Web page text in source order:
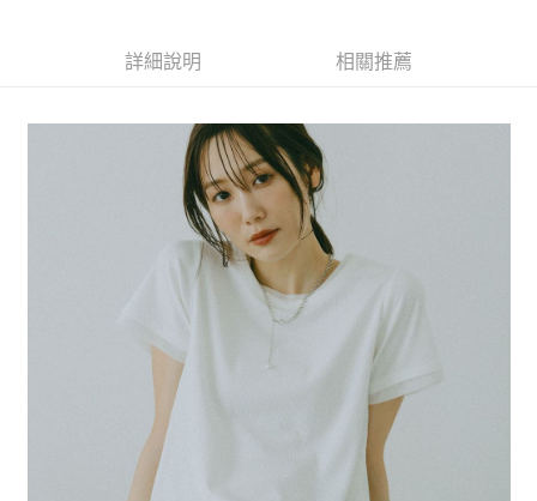
3.實際核准額度、可分期數及費用金額請依後續交易確認頁面所載為準。
4.訂單成立30分鐘內，如未前往確認交易或遇審核未通過，訂單將自動取
1.分期款項不併入電信帳單，「大哥付你分期」於每月結算日後寄送繳費提
2.透過簡訊連結打開帳單後，可選擇「超商條碼／台灣大直營門市／銀行轉
帳／街口支付／iPASS MONEY」等通路繳費。
1.本服務係由「台灣大哥大股份有限公司」（以下簡稱本公司）所提供，讓
用戶於交易時，得透過本服務購買商品或服務，並由商店將買賣／分期付款
買賣價金債權讓與本公司後，依約使用本公司帳單繳交帳款。
2.基於同意付款使用「大哥付你分期」之契約關係目的，商店將以您的個人
資料（包含姓名、電話或地址）提供予台灣大哥大進項蒐集、處理及利用，
由本公司與您本人進行分期帳單所需資料之確認、核對及更正。
3.完整用戶服務條款，請詳閱以下連結：
https://oppay.tw/userRule
３．安心：先確認商品／服務後，再付款。
【「AFTEE先享後付」結帳流程】
１．於結帳方式選擇「AFTEE先享後付」後，將跳轉至「AFTEE先享後付」
結帳頁面，進行簡訊認證並確認金額後，即可完成結帳。
２．訂單成立數日內，您將收到繳費通知簡訊。
３．收到繳費通知簡訊後14天內，點擊此簡訊中的連結，可透過四大超商／
ATM／網路銀行／等多元方式進行付款，方視為交易完成。
※ 請注意：結帳手續完成當下不需立刻繳費，但若您需要取消訂單，請聯絡
購買商品的店家。未經商家同意取消之訂單仍視為有效，需透過AFTEE先享
※ 交易是否成功請以「AFTEE先享後付 」之結帳頁面顯示為準，若有關於
是否繳費成功／繳費後需取消欲退款等相關疑問，請聯繫「AFTEE先享後付
https://netprotections.freshdesk.com/support/home
１．透過由恩沛科技股份有限公司提供之「AFTEE先享後付」服務完成之交
易，需依本服務之必要範圍內提供個人資料，並將交易相關給付款項請求債
每筆NT$80，滿NT$888(含以上)免運費
每筆NT$80，滿NT$888(含以上)免運費
每筆NT$80，滿NT$1,500(含以上)免運費
每筆NT$80，滿NT$1,500(含以上)免運費
每筆NT$80，滿NT$1,500(含以上)免運費
詳細說明 相關推薦